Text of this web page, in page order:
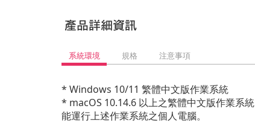
產品詳細資訊
系統環境 規格 注意事項
* Windows 10/11 繁體中文版作業系統
* macOS 10.14.6 以上之繁體中文版作業系統
能運行上述作業系統之個人電腦。